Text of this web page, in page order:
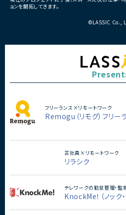
ョンを開拓してきます。
©LASSIC Co.,
フリーランス×リモートワーク
Remogu（リモグ）フリー
正社員×リモートワーク
リラシク
テレワークの勤怠管理・監
KnockMe！（ノック・